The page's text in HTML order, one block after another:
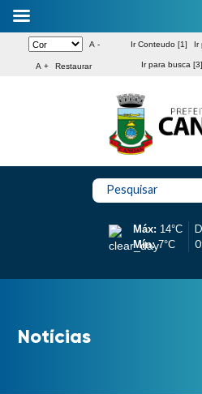
A -
A + Restaurar
Ir Conteudo [1] Ir
Ir para busca [3]
Pesquisar
Máx: 14°C
Mín:7°C
Notícias